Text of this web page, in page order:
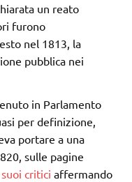
un reato
furono
nel 1813, la
pubblica nei
in Parlamento
per definizione,
portare a una
sulle pagine
critici affermando